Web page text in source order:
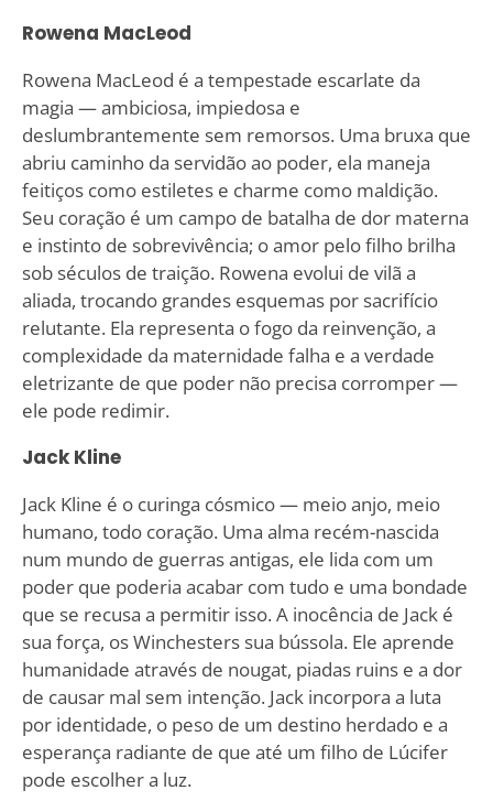
Rowena MacLeod
Rowena MacLeod é a tempestade escarlate da
magia — ambiciosa, impiedosa e
deslumbrantemente sem remorsos. Uma bruxa que
abriu caminho da servidão ao poder, ela maneja
feitiços como estiletes e charme como maldição.
Seu coração é um campo de batalha de dor materna
e instinto de sobrevivência; o amor pelo filho brilha
sob séculos de traição. Rowena evolui de vilã a
aliada, trocando grandes esquemas por sacrifício
relutante. Ela representa o fogo da reinvenção, a
complexidade da maternidade falha e a verdade
eletrizante de que poder não precisa corromper —
ele pode redimir.
Jack Kline
Jack Kline é o curinga cósmico — meio anjo, meio
humano, todo coração. Uma alma recém-nascida
num mundo de guerras antigas, ele lida com um
poder que poderia acabar com tudo e uma bondade
que se recusa a permitir isso. A inocência de Jack é
sua força, os Winchesters sua bússola. Ele aprende
humanidade através de nougat, piadas ruins e a dor
de causar mal sem intenção. Jack incorpora a luta
por identidade, o peso de um destino herdado e a
esperança radiante de que até um filho de Lúcifer
pode escolher a luz.